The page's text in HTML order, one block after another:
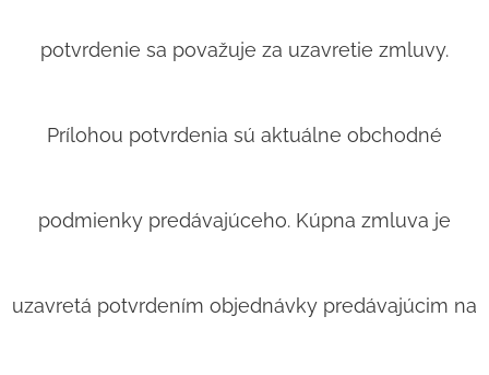
potvrdenie sa považuje za uzavretie zmluvy.
Prílohou potvrdenia sú aktuálne obchodné
podmienky predávajúceho. Kúpna zmluva je
uzavretá potvrdením objednávky predávajúcim na